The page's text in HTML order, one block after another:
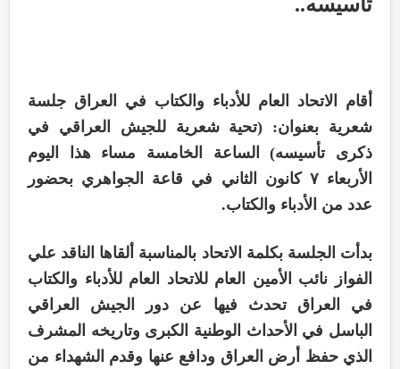
‏أقام الاتحاد العام للأدباء والكتاب في العراق جلسة
شعرية بعنوان: (تحية شعرية للجيش العراقي في
ذكرى تأسيسه) الساعة الخامسة مساء هذا اليوم
الأربعاء ٧ كانون الثاني في قاعة الجواهري بحضور
عدد من الأدباء والكتاب.
‏بدأت الجلسة بكلمة الاتحاد بالمناسبة ألقاها الناقد علي
الفواز نائب الأمين العام للاتحاد العام للأدباء والكتاب
في العراق تحدث فيها عن دور الجيش العراقي
الباسل في الأحداث الوطنية الكبرى وتاريخه المشرف
الذي حفظ أرض العراق ودافع عنها وقدم الشهداء من